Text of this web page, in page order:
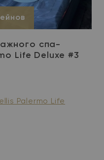
спа-
Life Deluxe #3
Palermo Life